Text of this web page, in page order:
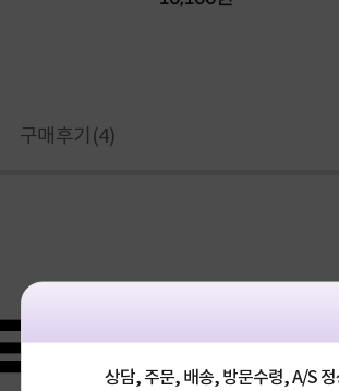
상담, 주문, 배송, 방문수령, A/S 정
구매후기(4)